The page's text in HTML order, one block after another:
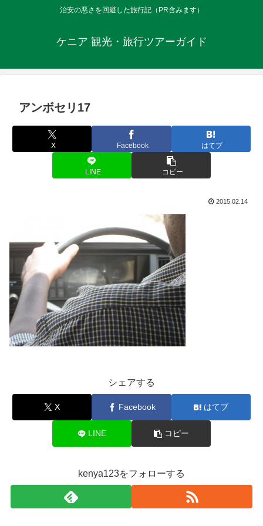
治安の悪さを回避した旅行記（PR含みます）
ケニア 観光・旅行ツアーガイド
アンボセリ17
X Facebook はてブ
LINE コピー
2015.02.14
シェアする
X Facebook はてブ
LINE コピー
kenya123をフォローする